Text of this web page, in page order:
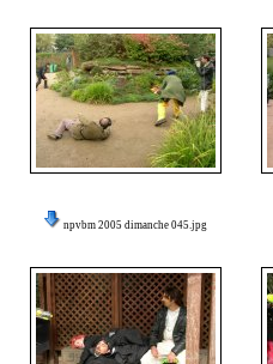
npvbm 2005 dimanche 045.jpg